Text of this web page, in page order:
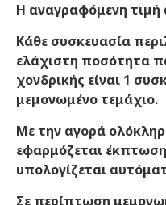
Η αναγραφόμενη
Κάθε συσκευασία
ελάχιστη ποσότητα
χονδρικής είναι 1
μεμονωμένο τεμάχιο.
Με την αγορά
εφαρμόζεται
υπολογίζεται
Σε περίπτωση